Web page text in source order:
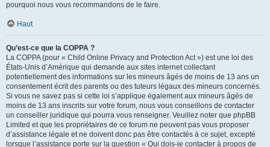
pourquoi nous vous recommandons de le faire.
Haut
Qu’est-ce que la COPPA ?
La COPPA (pour « Child Online Privacy and Protection Act ») est une loi des
États-Unis d’Amérique qui demande aux sites internet collectant
potentiellement des informations sur les mineurs âgés de moins de 13 ans un
consentement écrit des parents ou des tuteurs légaux des mineurs concernés.
Si vous ne savez pas si cette loi s’applique également aux mineurs âgés de
moins de 13 ans inscrits sur votre forum, nous vous conseillons de contacter
un conseiller juridique qui pourra vous renseigner. Veuillez noter que phpBB
Limited et que les propriétaires de ce forum ne peuvent pas vous proposer
d’assistance légale et ne doivent donc pas être contactés à ce sujet, excepté
lorsque l’assistance porte sur la question « Qui dois-je contacter à propos de